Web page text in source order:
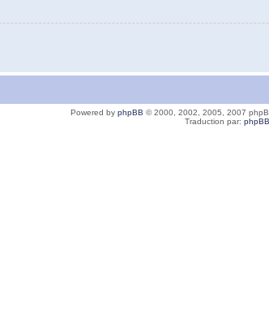
Powered by phpBB © 2000, 2002, 2005, 2007
Traduction par: